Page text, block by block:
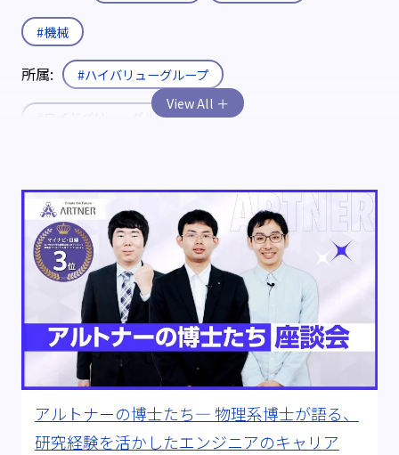
#機械
所属: #ハイバリューグループ
#ワイドバリューグループ
入社形態: #既卒・第二新卒
#キャリア
役職: #エキスパート #エキスパート補佐
制度: #エリア限定制度 #社内公募制度 #育休
#転職支援制度 #継続雇用制度
キーワード: #電気自動車(EV) #燃料電池
アルトナーの博士たち― 物理系博士が語る、
研究経験を活かしたエンジニアのキャリア